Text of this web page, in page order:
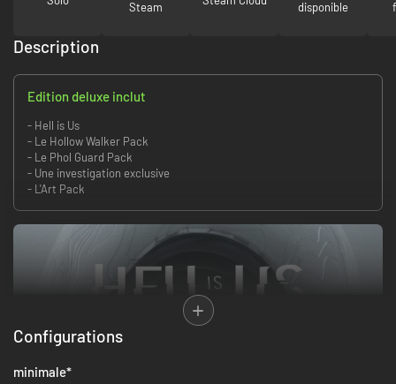
Steam
disponible
Description
Edition deluxe inclut
- Hell is Us
- Le Hollow Walker Pack
- Le Phol Guard Pack
- Une investigation exclusive
- L'Art Pack
Configurations
minimale*